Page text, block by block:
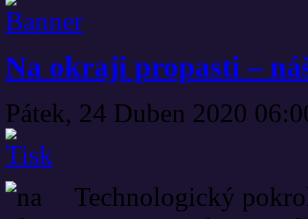
Na okraji propasti –
Pátek, 24 Duben 2020
Technologický